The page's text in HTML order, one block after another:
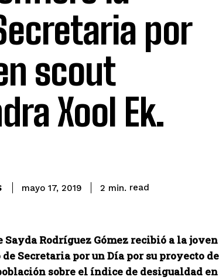
por
scout
Xool Ek.
mayo 17, 2019 2 min. read
Rodríguez Gómez recibió a la
Secretaria por un Día por su proyecto
sobre el índice de desigualdad